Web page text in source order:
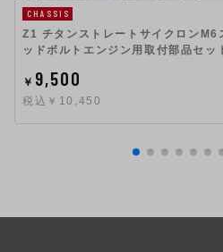
CHASSIS
Z1 チタンストレートサイクロンM6
ッドボルトエンジン用取付部品セッ
￥ 9,500
税込￥10,450